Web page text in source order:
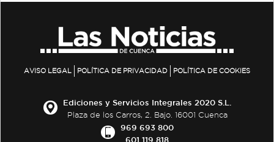
AVISO LEGAL POLÍTICA DE PRIVACIDAD POLÍTICA DE COOKIES
Ediciones y Servicios Integrales 2020 S.L.
Plaza de los Carros, 2. Bajo. 16001 Cuenca
969 693 800
601 119 818